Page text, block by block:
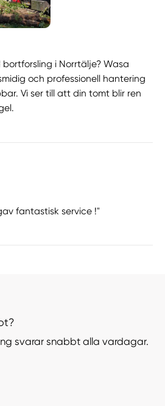
i Norrtälje? Wasa
och professionell hantering
Vi ser till att din tomt blir ren
fantastisk service !"
svarar snabbt alla vardagar.